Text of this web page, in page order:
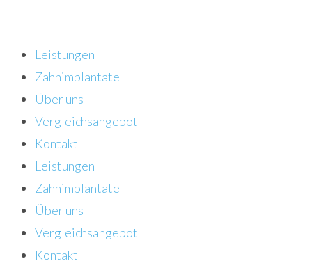
Leistungen
Zahnimplantate
Über uns
Vergleichsangebot
Kontakt
Leistungen
Zahnimplantate
Über uns
Vergleichsangebot
Kontakt